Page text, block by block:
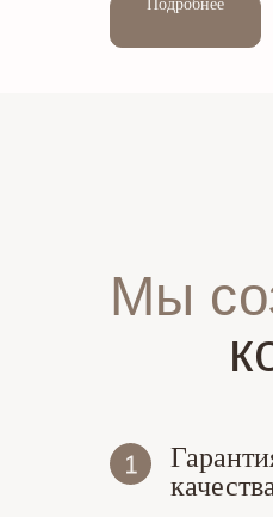
Подробнее
Мы
качества